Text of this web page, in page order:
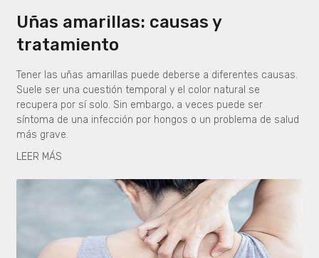
Uñas amarillas: causas y
tratamiento
Tener las uñas amarillas puede deberse a diferentes causas.
Suele ser una cuestión temporal y el color natural se
recupera por sí solo. Sin embargo, a veces puede ser
síntoma de una infección por hongos o un problema de salud
más grave.
LEER MÁS